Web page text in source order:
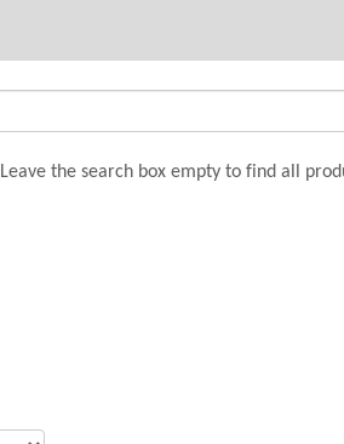
Leave the search box empty to find all